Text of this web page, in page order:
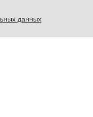
данных